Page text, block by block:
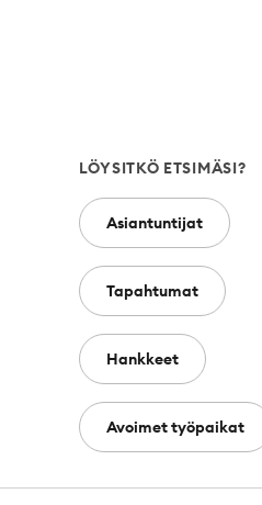
LÖYSITKÖ ETSIMÄSI?
Asiantuntijat
Tapahtumat
Hankkeet
Avoimet työpaikat